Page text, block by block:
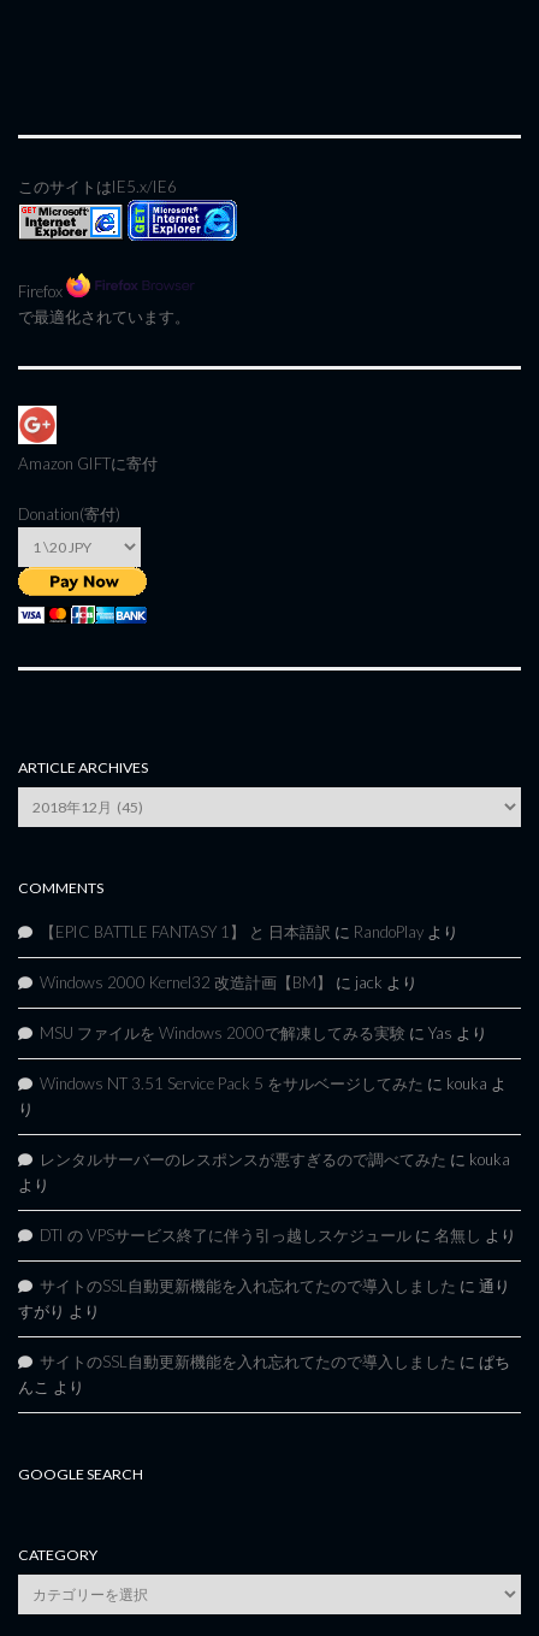
このサイトはIE5.x/IE6
Firefox
で最適化されています。
Amazon GIFTに寄付
Donation(寄付)
ARTICLE ARCHIVES
Article
Archives
COMMENTS
【EPIC BATTLE FANTASY 1】 と 日本語訳 に RandoPlay より
Windows 2000 Kernel32 改造計画【BM】 に jack より
MSU ファイルを Windows 2000で解凍してみる実験 に Yas より
Windows NT 3.51 Service Pack 5 をサルベージしてみた に kouka よ
り
レンタルサーバーのレスポンスが悪すぎるので調べてみた に kouka
より
DTI の VPSサービス終了に伴う引っ越しスケジュール に 名無し より
サイトのSSL自動更新機能を入れ忘れてたので導入しました に 通り
すがり より
サイトのSSL自動更新機能を入れ忘れてたので導入しました に ぱち
んこ より
GOOGLE SEARCH
CATEGORY
category